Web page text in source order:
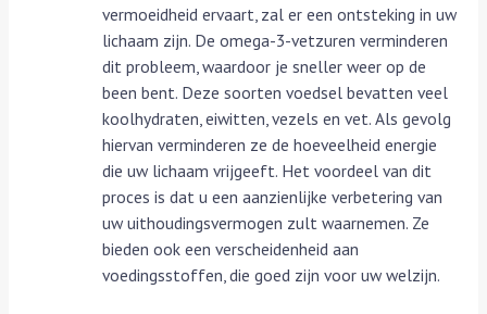
vermoeidheid ervaart, zal er een ontsteking in uw
lichaam zijn. De omega-3-vetzuren verminderen
dit probleem, waardoor je sneller weer op de
been bent. Deze soorten voedsel bevatten veel
koolhydraten, eiwitten, vezels en vet. Als gevolg
hiervan verminderen ze de hoeveelheid energie
die uw lichaam vrijgeeft. Het voordeel van dit
proces is dat u een aanzienlijke verbetering van
uw uithoudingsvermogen zult waarnemen. Ze
bieden ook een verscheidenheid aan
voedingsstoffen, die goed zijn voor uw welzijn.